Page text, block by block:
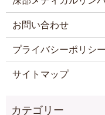
お問い合わせ
プライバシーポリシー
サイトマップ